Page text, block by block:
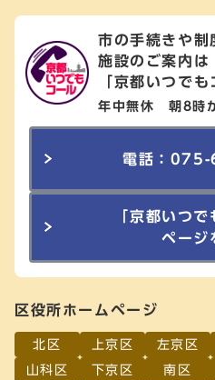
市の手続きや制
施設のご案内は
「京都いつでも
年中無休 朝8時
電話：
「京都いつ
ページ
区役所ホームページ
北区 上京区 左京区
山科区
下京区 南区